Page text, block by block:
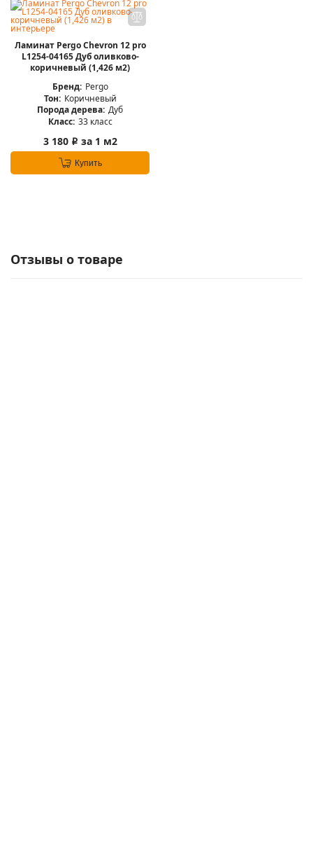
Ламинат Pergo Chevron 12 pro
L1254-04165 Дуб оливково-
коричневый (1,426 м2)
Бренд: Pergo
Тон: Коричневый
Порода дерева: Дуб
Класс: 33 класс
3 180 i за 1 м2
Купить
Отзывы о товаре